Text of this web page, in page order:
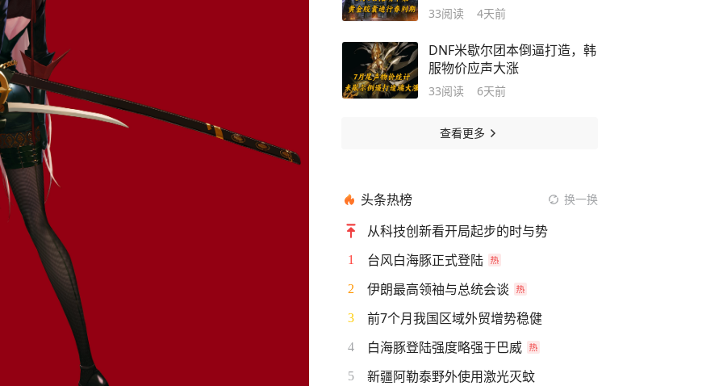
33阅读 4天前
DNF米歇尔团本倒逼打造，韩
服物价应声大涨
33阅读 6天前
查看更多
头条热榜 换一换
从科技创新看开局起步的时与势
1 台风白海豚正式登陆
2 伊朗最高领袖与总统会谈
3 前7个月我国区域外贸增势稳健
4 白海豚登陆强度略强于巴威
5 新疆阿勒泰野外使用激光灭蚊